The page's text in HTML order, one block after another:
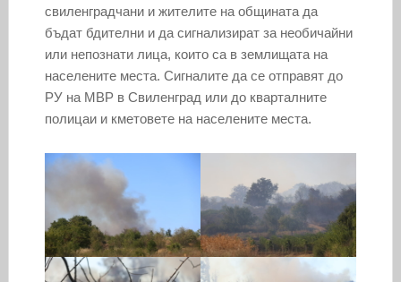
свиленградчани и жителите на общината да
бъдат бдителни и да сигнализират за необичайни
или непознати лица, които са в землищата на
населените места. Сигналите да се отправят до
РУ на МВР в Свиленград или до кварталните
полицаи и кметовете на населените места.